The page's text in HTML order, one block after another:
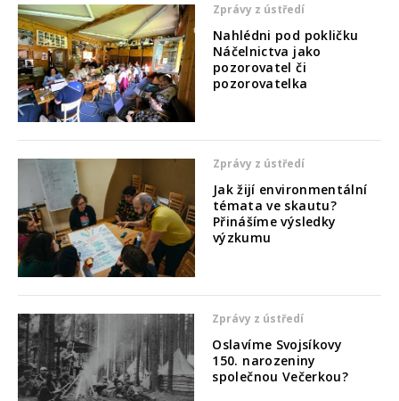
Zprávy z ústředí
Nahlédni pod pokličku
Náčelnictva jako
pozorovatel či
pozorovatelka
Zprávy z ústředí
Jak žijí environmentální
témata ve skautu?
Přinášíme výsledky
výzkumu
Zprávy z ústředí
Oslavíme Svojsíkovy
150. narozeniny
společnou Večerkou?